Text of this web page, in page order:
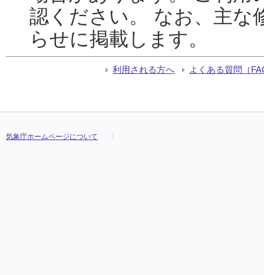
認ください。 なお、主な
らせに掲載します。
利用される方へ よくある質問（
気象庁ホームページについて